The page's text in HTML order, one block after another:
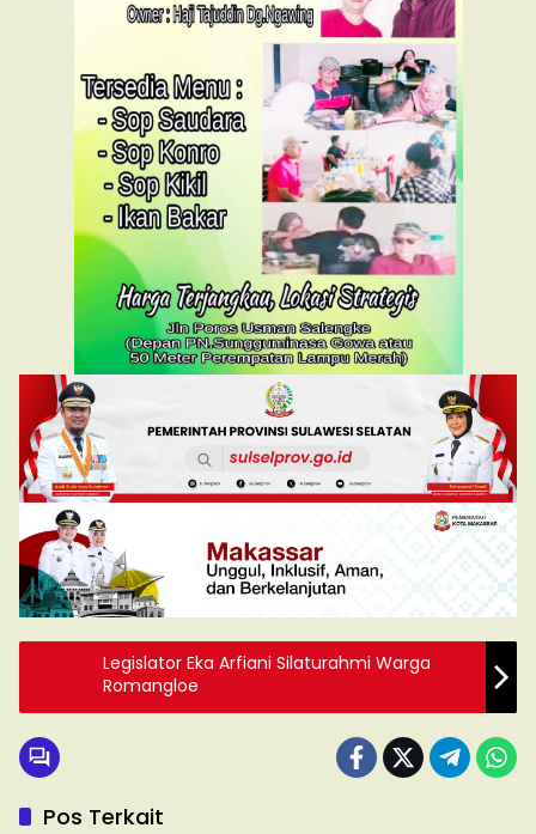
Legislator Eka Arfiani Silaturahmi Warga
Romangloe
Pos Terkait